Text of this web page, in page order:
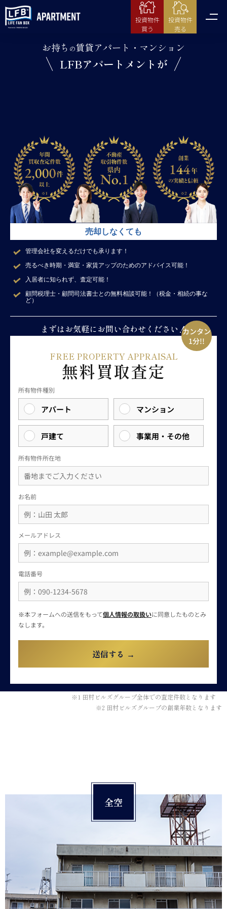
投資物件
買う
投資物件
売る
お持ち の賃貸アパート・マンション
LFBアパートメントが
売却しなくても
管理会社を変えるだけでも承ります！
売るべき時期・満室・家賃アップのためのアドバイス可能！
入居者に知られず、査定可能！
顧問税理士・顧問司法書士との無料相談可能！
（税金・相続の事な
ど）
まずはお気軽にお問い合わせください！
FREE PROPERTY APPRAISAL
無料買取査定
カンタン
1分!!
所有物件種別
アパート マンション
戸建て 事業用・その他
所有物件所在地
お名前
メールアドレス
電話番号
※本フォームへの送信をもって個人情報の取扱いに同意したものとみ
なします。
※1 田村ビルズグループ全体での査定件数となります
※2 田村ビルズグループの創業年数となります
全空